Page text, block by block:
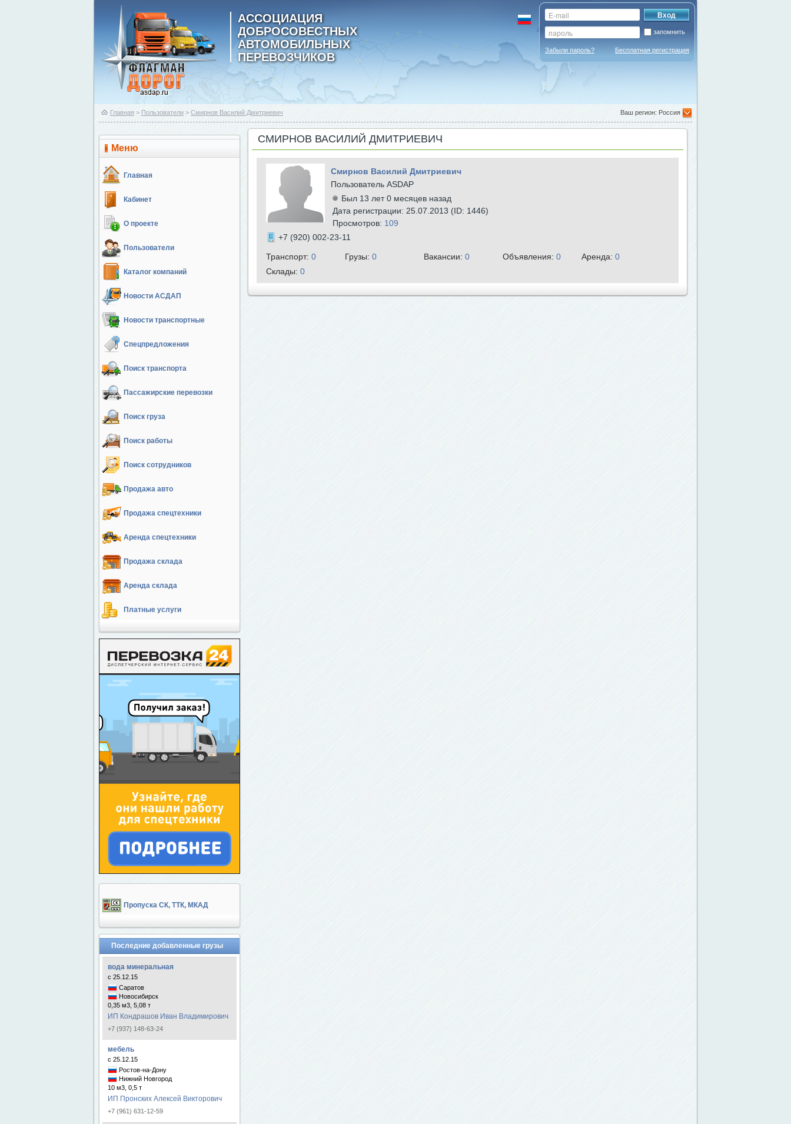
АССОЦИАЦИЯ
ДОБРОСОВЕСТНЫХ
АВТОМОБИЛЬНЫХ
ПЕРЕВОЗЧИКОВ
запомнить
Забыли пароль? Бесплатная регистрация
Главная > Пользователи > Смирнов Василий Дмитриевич Ваш регион: Россия
Меню
Главная
Кабинет
О проекте
Пользователи
Каталог компаний
Новости АСДАП
Новости транспортные
Спецпредложения
Поиск транспорта
Пассажирские перевозки
Поиск груза
Поиск работы
Поиск сотрудников
Продажа авто
Продажа спецтехники
Аренда спецтехники
Продажа склада
Аренда склада
Платные услуги
Пропуска СК, ТТК, МКАД
Последние добавленные грузы
вода минеральная
с 25.12.15
Саратов
Новосибирск
0,35 м3, 5,08 т
ИП Кондрашов Иван Владимирович
+7 (937) 148-63-24
мебель
с 25.12.15
Ростов-на-Дону
Нижний Новгород
10 м3, 0,5 т
ИП Пронских Алексей Викторович
+7 (961) 631-12-59
СМИРНОВ ВАСИЛИЙ ДМИТРИЕВИЧ
Смирнов Василий Дмитриевич
Пользователь ASDAP
Был 13 лет 0 месяцев назад
Дата регистрации: 25.07.2013 (ID: 1446)
Просмотров: 109
+7 (920) 002-23-11
Транспорт: 0 Грузы: 0 Вакансии: 0 Объявления: 0 Аренда: 0
Склады: 0